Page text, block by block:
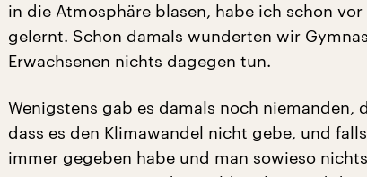
in die Atmosphäre blasen, habe ich schon
gelernt. Schon damals wunderten wir
Erwachsenen nichts dagegen tun.
Wenigstens gab es damals noch niemanden,
dass es den Klimawandel nicht gebe, und
immer gegeben habe und man sowieso